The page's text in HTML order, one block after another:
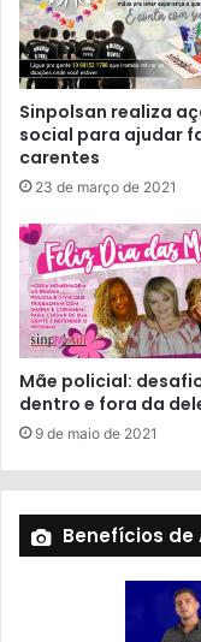
Sinpolsan realiza
social para ajudar
carentes
23 de março de 2021
Mãe policial:
dentro e fora da
9 de maio de 2021
Benefícios de